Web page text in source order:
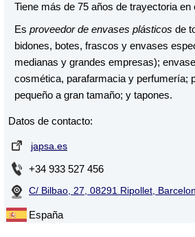
Tiene más de 75 años de trayectoria en
Es proveedor de envases plásticos de
bidones, botes, frascos y envases
medianas y grandes empresas);
cosmética, parafarmacia y perfumería;
pequeño a gran tamaño; y tapones.
Datos de contacto:
japsa.es
+34 933 527 456
C/ Bilbao, 27, 08291 Ripollet,
España